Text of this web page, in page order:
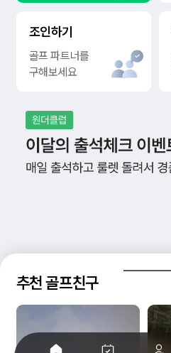
조인하기
골프 파트너를
구해보세요
추천 골프친구